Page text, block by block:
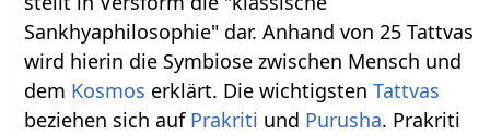
Sankhyaphilosophie" dar. Anhand von 25 Tattvas
wird hierin die Symbiose zwischen Mensch und
dem Kosmos erklärt. Die wichtigstenTattvas
beziehen sich auf Prakriti und Purusha. Prakriti